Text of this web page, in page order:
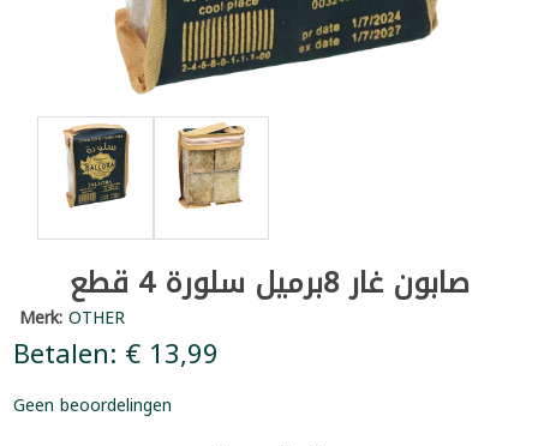
صابون غار 8برميل سلورة 4 قطع
Merk:OTHER
Betalen: € 13,99
Geen beoordelingen